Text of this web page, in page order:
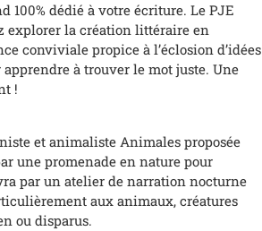
100% dédié à votre écriture. Le PJE
explorer la création littéraire en
conviviale propice à l’éclosion d’idées
apprendre à trouver le mot juste. Une
!
et animalisteAnimales proposée
une promenade en nature pour
par un atelier de narration nocturne
aux animaux, créatures
ou disparus.